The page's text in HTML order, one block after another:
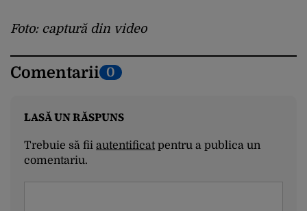
Foto: captură din video
Comentarii 0
LASĂ UN RĂSPUNS
Trebuie să fii autentificatpentru a publica un
comentariu.